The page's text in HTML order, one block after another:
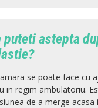
puteti astepta
se poate face cu
in regim ambulatoriu.
de a merge acasa